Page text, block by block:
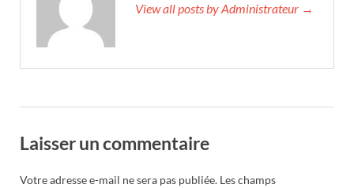
View all posts by Administrateur →
Laisser un commentaire
Votre adresse e-mail ne sera pas publiée. Les champs